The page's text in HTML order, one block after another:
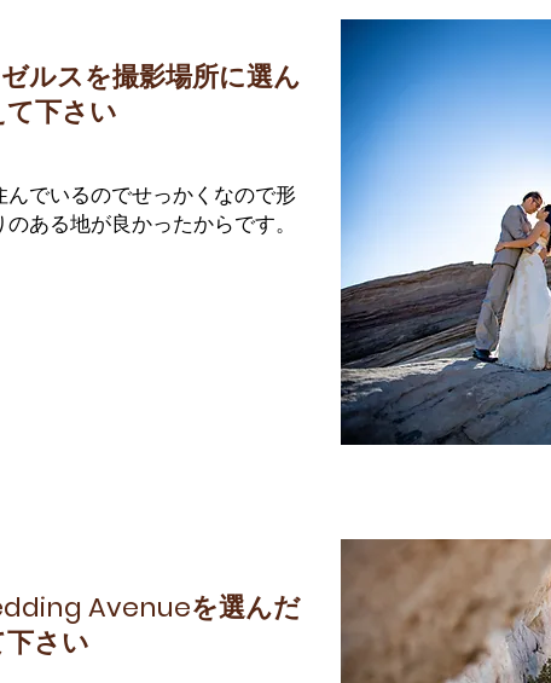
ルスを撮影場所に選ん
て下さい
んでいるのでせっかくなので形
ある地が良かったからです。
Avenueを選んだ
さい